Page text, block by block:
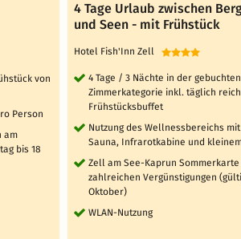
von
Person
am
bis 18
4 Tage Urlaub zwischen
und Seen - mit Frühstück
Hotel Fish'Inn Zell
4 Tage / 3 Nächte in der gebuchten
Zimmerkategorie inkl. täglich
Frühstücksbuffet
Nutzung des Wellnessbereichs
Sauna, Infrarotkabine und
Zell am See-Kaprun
zahlreichen Vergünstigungen
Oktober)
WLAN-Nutzung